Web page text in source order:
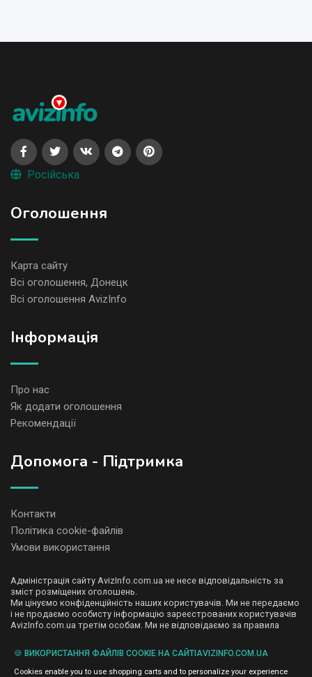
Російська
Оголошення
Карта сайту
Всі оголошення, Донецк
Всі оголошення AvizInfo
Iнформація
Про нас
Як додати оголошення
Рекомендації
Допомога - Підтримка
Контакти
Політика cookie-файлів
Умови використання
Адміністрація сайту AvizInfo.com.ua не несе відповідальність за
зміст розміщених оголошень.
Ми цінуємо конфіденційність наших користувачів. Ми не передаємо
і не продаємо особисту інформацію зареєстрованих користувачів
AvizInfo.com.ua третім особам. Ми не відповідаємо за правила
деяких сторінках нашого сайту представлена реклама Google
Adsense Advertising Network. Щоб дізнатися детальніше про
правила конфіденційності Googleнатисніть тут.
🍪 ВИКОРИСТАННЯ ФАЙЛІВ COOKIE НА САЙТІAVIZINFO.COM.UA
Cookies enable you to use shopping carts and to personalize your experience